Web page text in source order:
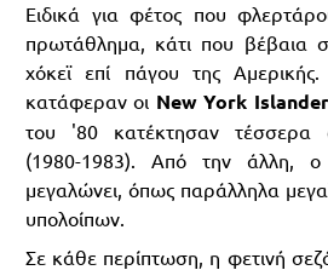
Ειδικά για φέτος που
πρωτάθλημα, κάτι που βέβαια
χόκεϊ επί πάγου της
κατάφεραν οι New York
του '80 κατέκτησαν τέσσερα
(1980-1983). Από την άλλη, ο
μεγαλώνει, όπως παράλληλα
υπολοίπων.
Σε κάθε περίπτωση, η φετινή